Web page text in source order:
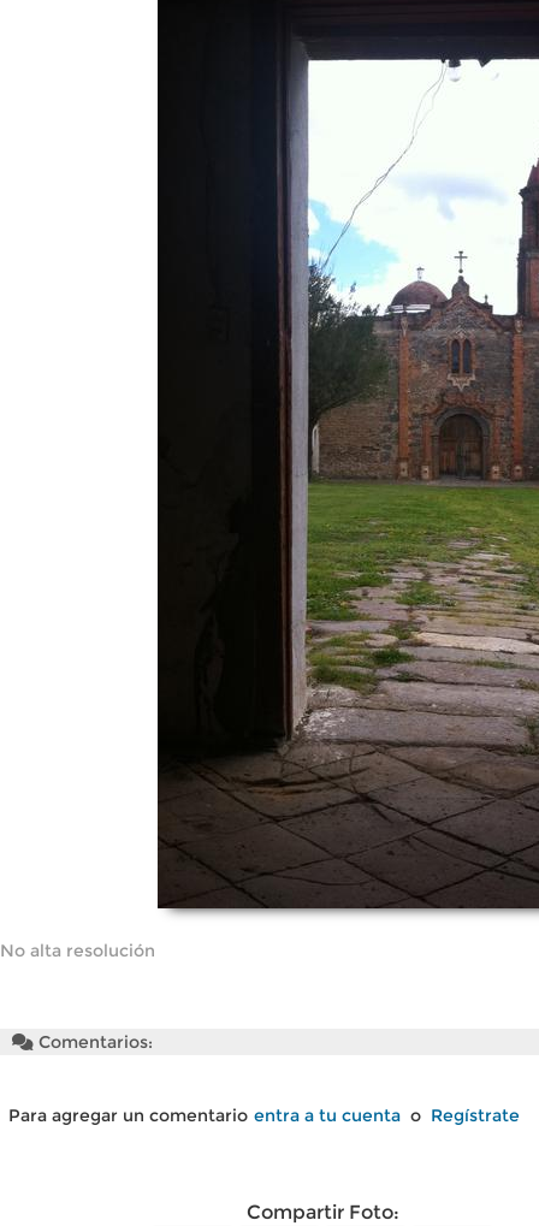
No alta resolución
Comentarios:
Para agregar un comentario entra a tu cuenta o Regístrate
Compartir Foto: